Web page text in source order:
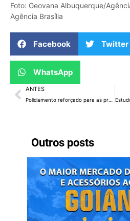
Outros posts
Foto: Geovana Albuquerque/
Agência Brasília
Facebook Twitter
WhatsApp
ANTES